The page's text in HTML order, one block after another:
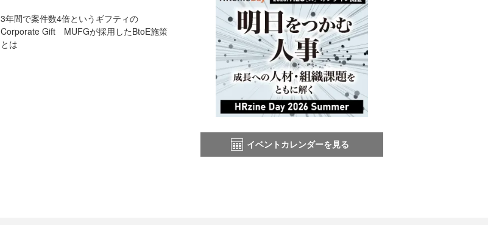
3年間で案件数4倍というギフティの
Corporate Gift MUFGが採用したBtoE施策
とは
イベントカレンダーを見る